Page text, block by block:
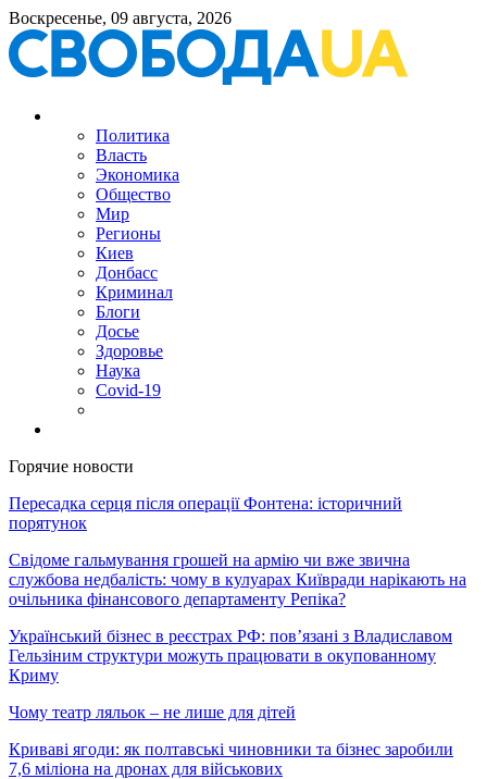
Воскресенье, 09 августа, 2026
Политика
Власть
Экономика
Общество
Мир
Регионы
Киев
Донбасс
Криминал
Блоги
Досье
Здоровье
Наука
Covid-19
Горячие новости
Пересадка серця після операції Фонтена: історичний
порятунок
Свідоме гальмування грошей на армію чи вже звична
службова недбалість: чому в кулуарах Київради нарікають на
очільника фінансового департаменту Репіка?
Український бізнес в реєстрах РФ: пов’язані з Владиславом
Гельзіним структури можуть працювати в окупованному
Криму
Чому театр ляльок – не лише для дітей
Криваві ягоди: як полтавські чиновники та бізнес заробили
7,6 міліона на дронах для військових